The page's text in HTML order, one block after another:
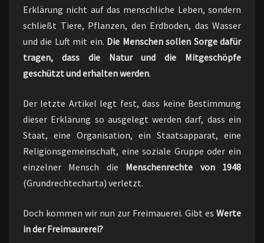
Erklärung nicht auf das menschliche Leben, sondern
schließt Tiere, Pflanzen, den Erdboden, das Wasser
und die Luft mit ein. Die Menschen sollen Sorge dafür
tragen, dass die Natur und die Mitgeschöpfe
geschützt und erhalten werden.
Der letzte Artikel legt fest, dass keine Bestimmung
dieser Erklärung so ausgelegt werden darf, dass ein
Staat, eine Organisation, ein Staatsapparat, eine
Religionsgemeinschaft, eine soziale Gruppe oder ein
einzelner Mensch die Menschenrechte von 1948
(Grundrechtecharta) verletzt.
Doch kommen wir nun zur Freimauerei. Gibt es Werte
in der Freimaurerei?